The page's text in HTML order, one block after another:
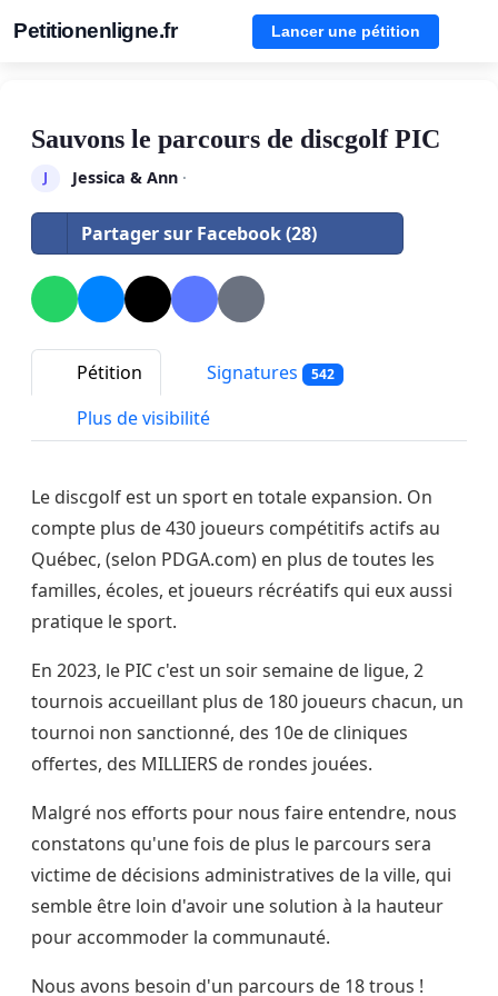
Petitionenligne.fr Lancer une pétition
Sauvons le parcours de discgolf PIC
J Jessica & Ann·
Partager sur Facebook (28)
Pétition Signatures 542
Plus de visibilité
Le discgolf est un sport en totale expansion. On
compte plus de 430 joueurs compétitifs actifs au
Québec, (selon PDGA.com) en plus de toutes les
familles, écoles, et joueurs récréatifs qui eux aussi
pratique le sport.
En 2023, le PIC c'est un soir semaine de ligue, 2
tournois accueillant plus de 180 joueurs chacun, un
tournoi non sanctionné, des 10e de cliniques
offertes, des MILLIERS de rondes jouées.
Malgré nos efforts pour nous faire entendre, nous
constatons qu'une fois de plus le parcours sera
victime de décisions administratives de la ville, qui
semble être loin d'avoir une solution à la hauteur
pour accommoder la communauté.
Nous avons besoin d'un parcours de 18 trous !